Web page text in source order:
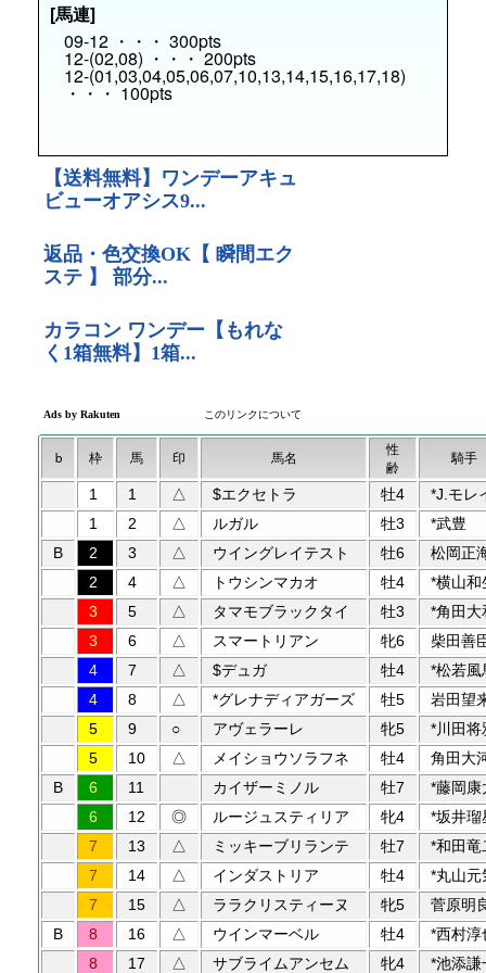
[馬連]
09-12 ・・・ 300pts
12-(02,08) ・・・ 200pts
12-(01,03,04,05,06,07,10,13,14,15,16,17,18)
・・・ 100pts
b 枠 馬 印 馬名
性
齢
騎手
1 1 △ $エクセトラ 牡4
*J.モレ
1
2 △ ルガル 牡3
*武豊
B
2 3 △ ウイングレイテスト 牡6
松岡正
2
4 △ トウシンマカオ 牡4
*横山和
3
5 △ タマモブラックタイ 牡3
*角田大
3
6 △ スマートリアン 牝6
柴田善
4
7 △ $デュガ 牡4
*松若風
4
8 △ *グレナディアガーズ 牡5
岩田望
5
9 ○ アヴェラーレ 牝5
*川田将
5
10 △ メイショウソラフネ 牡4
角田大
B
6 11 カイザーミノル 牡7
*藤岡康
6
12 ◎ ルージュスティリア 牝4
*坂井瑠
7
13 △ ミッキーブリランテ 牡7
*和田竜
7
14 △ インダストリア 牡4
*丸山元
7
15 △ ララクリスティーヌ 牝5
菅原明
B
8 16 △ ウインマーベル 牡4
*西村淳
8
17 △ サブライムアンセム 牝4
*池添謙